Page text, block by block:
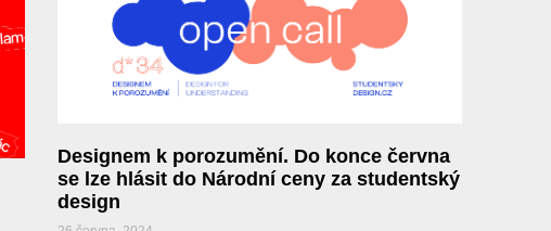
Designem k porozumění. Do konce června
se lze hlásit do Národní ceny za studentský
design